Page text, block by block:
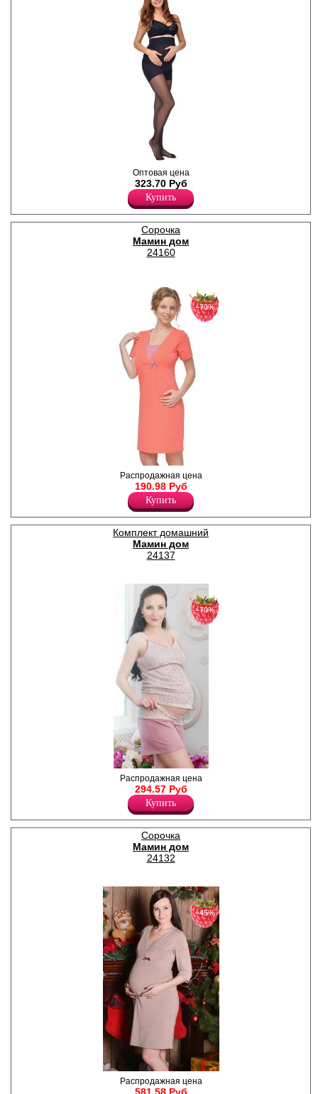
Колготки классические для
будущих мам с
анатомической вставкой для
животика, комфортный пояс,
плоский шов, укреплённый
мысок, без ластовицы.
Плотность 40ден
Лайкра 10%
Полиамид 90%
Оптовая цена
323.70 Руб
Купить
Сорочка
Мамин дом
24160
Сорочка для беременных
кормящих мам, с короткими
рукавами, скрытые прорези
в области груди
обеспечивают легкий доступ
для кормления.
Лайкра 5%
Хлопок 95%
−70%
Распродажная цена
190.98 Руб
Купить
Комплект домашний
Мамин дом
24137
Комплект домашний: Топ на
тонких регулируемых
бретелях, принт по всему
полотну. Шорты с широким
поясом для беременных.
Лайкра 5%
Хлопок 95%
−70%
Распродажная цена
294.57 Руб
Купить
Сорочка
Мамин дом
24132
Сорочка с длинным рукавом,
V-образным вырезом. Принт
−45%
Распродажная цена